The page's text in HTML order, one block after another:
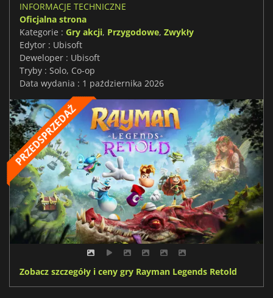
INFORMACJE TECHNICZNE
Oficjalna strona
Kategorie : Gry akcji, Przygodowe, Zwykły
Edytor : Ubisoft
Deweloper : Ubisoft
Tryby : Solo, Co-op
Data wydania : 1 października 2026
Zobacz szczegóły i ceny gry Rayman Legends Retold